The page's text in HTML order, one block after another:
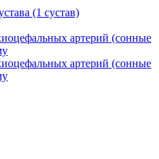
(1 сустав)
артерий (сонные
артерий (сонные